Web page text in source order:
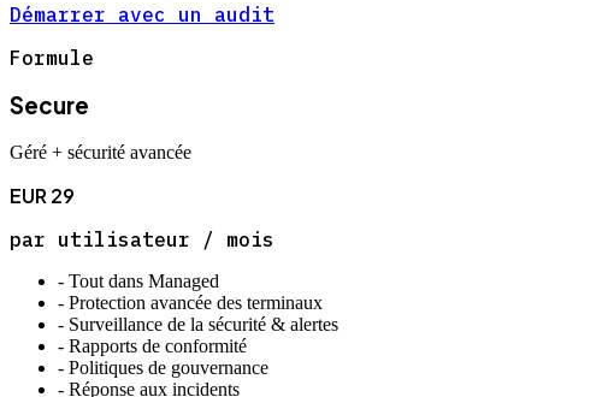
Démarrer avec un audit
Formule
Secure
Géré + sécurité avancée
EUR 29
par utilisateur / mois
- Tout dans Managed
- Protection avancée des terminaux
- Surveillance de la sécurité & alertes
- Rapports de conformité
- Politiques de gouvernance
- Réponse aux incidents